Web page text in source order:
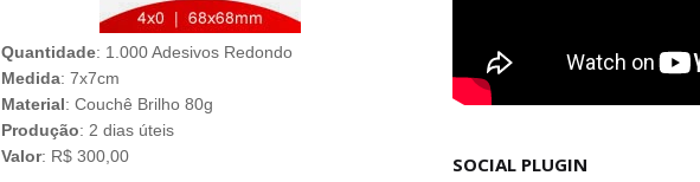
Quantidade: 1.000 Adesivos Redondo
Medida: 7x7cm
Material: Couchê Brilho 80g
Produção: 2 dias úteis
Valor: R$ 300,00 SOCIAL PLUGIN